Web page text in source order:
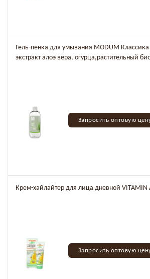
Гель-пенка для умывания MODUM
экстракт алоэ вера, огурца,растительный
Запросить оптовую
Крем-хайлайтер для лица дневной VITAMIN
Запросить оптовую